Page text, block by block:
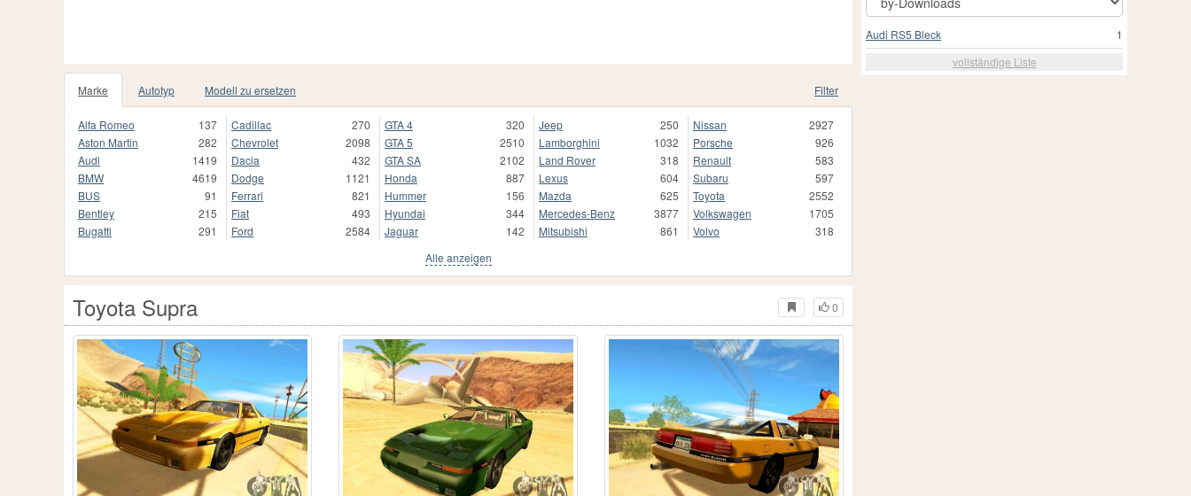
Marke Autotyp Modell zu ersetzen Filter
Alfa Romeo
137
Aston Martin
282
Audi
1419
BMW
4619
BUS
91
Bentley
215
Bugatti
291
Cadillac
270
Chevrolet
2098
Dacia
432
Dodge
1121
Ferrari
821
Fiat
493
Ford
2584
GTA 4
320
GTA 5
2510
GTA SA
2102
Honda
887
Hummer
156
Hyundai
344
Jaguar
142
Jeep
250
Lamborghini
1032
Land Rover
318
Lexus
604
Mazda
625
Mercedes-Benz
3877
Mitsubishi
861
Nissan
2927
Porsche
926
Renault
583
Subaru
597
Toyota
2552
Volkswagen
1705
Volvo
318
Alle anzeigen
0
Toyota Supra
1
Audi RS5 Bleck
vollständige Liste